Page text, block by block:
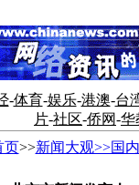
-体育-娱乐-港澳-台
片-社区-侨网-华
页>>新闻大观>>国